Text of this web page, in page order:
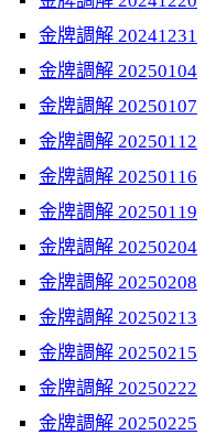
金牌調解 20241231
金牌調解 20250104
金牌調解 20250107
金牌調解 20250112
金牌調解 20250116
金牌調解 20250119
金牌調解 20250204
金牌調解 20250208
金牌調解 20250213
金牌調解 20250215
金牌調解 20250222
金牌調解 20250225